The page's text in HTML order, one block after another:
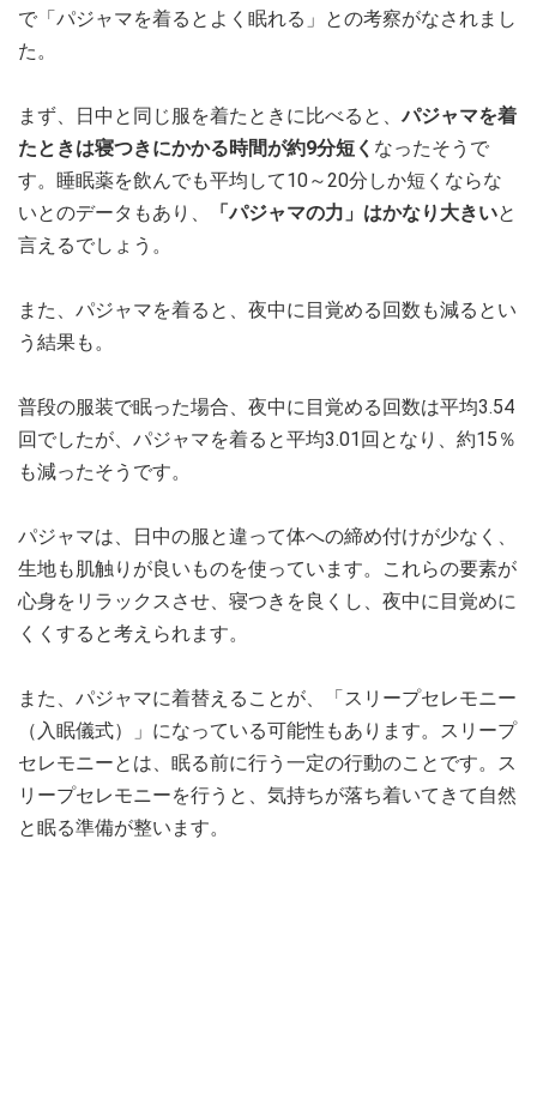
で「パジャマを着るとよく眠れる」との考察がなされまし
た。
まず、日中と同じ服を着たときに比べると、パジャマを着
たときは寝つきにかかる時間が約9分短く なったそうで
す。睡眠薬を飲んでも平均して10～20分しか短くならな
いとのデータもあり、
「パジャマの力」はかなり大きいと
言えるでしょう。
また、パジャマを着ると、夜中に目覚める回数も減るとい
う結果も。
普段の服装で眠った場合、夜中に目覚める回数は平均3.54
回でしたが、パジャマを着ると平均3.01回となり、約15％
も減ったそうです。
パジャマは、日中の服と違って体への締め付けが少なく、
生地も肌触りが良いものを使っています。これらの要素が
心身をリラックスさせ、寝つきを良くし、夜中に目覚めに
くくすると考えられます。
また、パジャマに着替えることが、「スリープセレモニー
（入眠儀式）」になっている可能性もあります。スリープ
セレモニーとは、眠る前に行う一定の行動のことです。ス
リープセレモニーを行うと、気持ちが落ち着いてきて自然
と眠る準備が整います。